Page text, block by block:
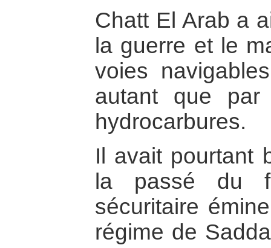
Chatt El Arab a
la guerre et le
voies
autant que
hydrocarbures.
Il avait pourtant
la passé du
sécuritaire
régime de